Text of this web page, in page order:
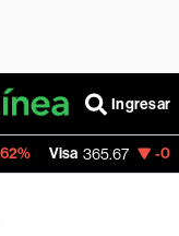
Ingresar
365.67 -0.13%